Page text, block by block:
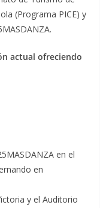
(Programa PICE) y
actual ofreciendo
en el
en
y el Auditorio